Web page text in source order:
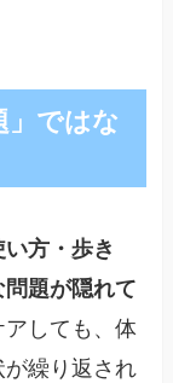
」ではな
方・歩き
題が隠れて
しても、体
繰り返され